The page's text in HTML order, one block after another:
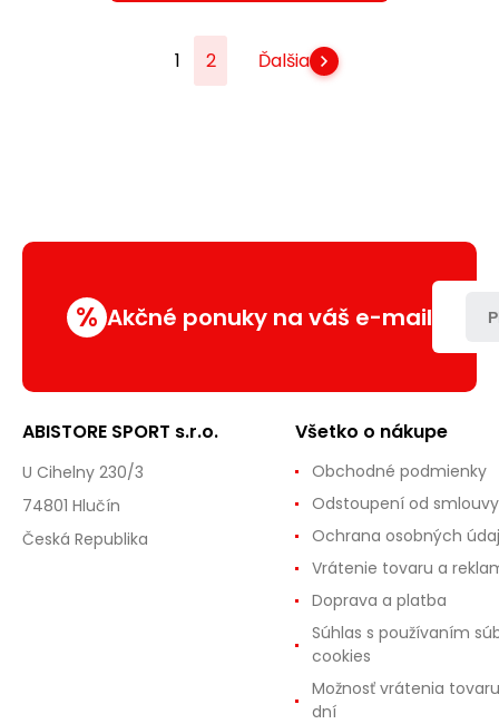
1 2 Ďalšia
% Akčné ponuky na váš e-mail
ABISTORE SPORT s.r.o.
U Cihelny 230/3
74801 Hlučín
Česká Republika
Všetko o nákupe
Obchodné podmienky
Odstoupení od smlouvy
Ochrana osobných
Vrátenie tovaru a
Doprava a platba
Súhlas s používaním
cookies
Možnosť vrátenia
dní